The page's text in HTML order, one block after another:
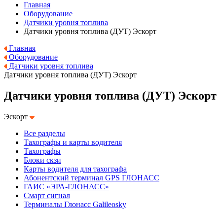
Главная
Оборудование
Датчики уровня топлива
Датчики уровня топлива (ДУТ) Эскорт
Главная
Оборудование
Датчики уровня топлива
Датчики уровня топлива (ДУТ) Эскорт
Датчики уровня топлива (ДУТ) Эскорт
Эскорт
Все разделы
Тахографы и карты водителя
Тахографы
Блоки скзи
Карты водителя для тахографа
Абонентский терминал GPS ГЛОНАСС
ГАИС «ЭРА-ГЛОНАСС»
Смарт сигнал
Терминалы Глонасс Galileosky